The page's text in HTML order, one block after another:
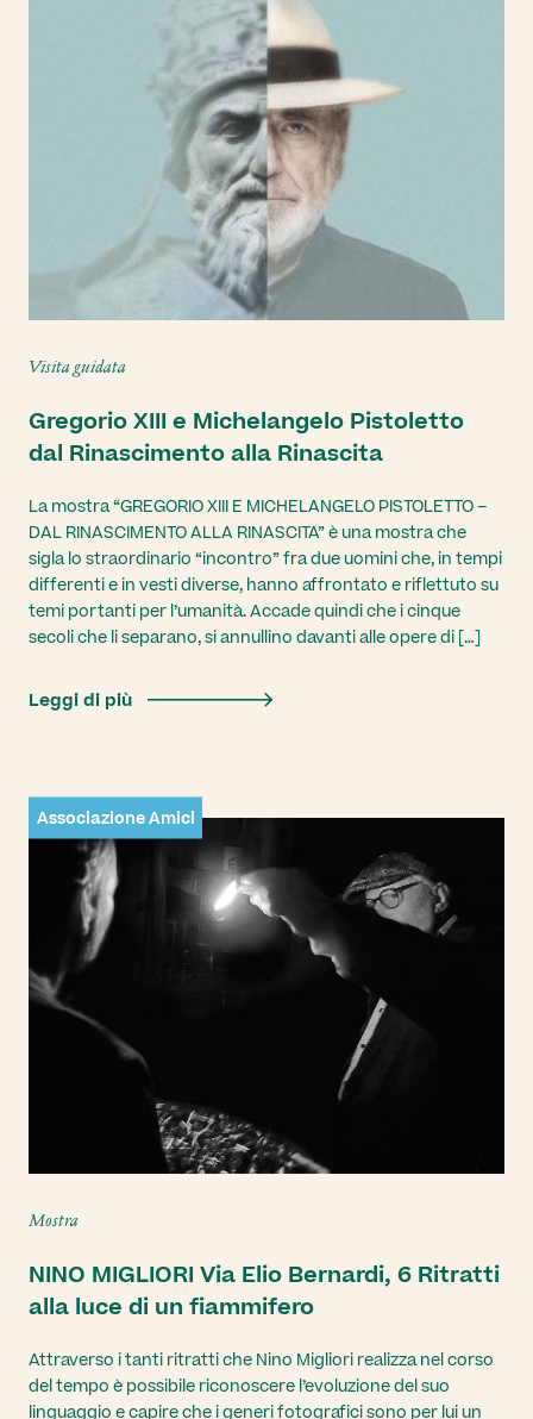
Visita guidata
Gregorio XIII e Michelangelo Pistoletto
dal Rinascimento alla Rinascita
La mostra “GREGORIO XIII E MICHELANGELO PISTOLETTO –
DAL RINASCIMENTO ALLA RINASCITA” è una mostra che
sigla lo straordinario “incontro” fra due uomini che, in tempi
differenti e in vesti diverse, hanno affrontato e riflettuto su
temi portanti per l’umanità. Accade quindi che i cinque
secoli che li separano, si annullino davanti alle opere di […]
Leggi di più
Associazione Amici
Mostra
NINO MIGLIORI Via Elio Bernardi, 6 Ritratti
alla luce di un fiammifero
Attraverso i tanti ritratti che Nino Migliori realizza nel corso
del tempo è possibile riconoscere l’evoluzione del suo
linguaggio e capire che i generi fotografici sono per lui un